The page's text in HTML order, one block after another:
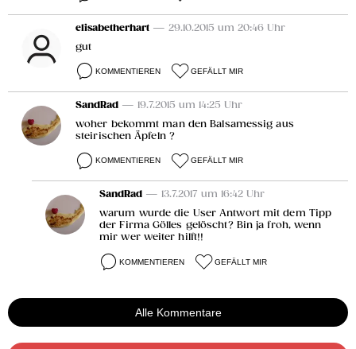
elisabetherhart — 29.10.2015 um 20:46 Uhr
gut
KOMMENTIEREN GEFÄLLT MIR
SandRad — 19.7.2015 um 14:25 Uhr
woher bekommt man den Balsamessig aus
steirischen Äpfeln ?
KOMMENTIEREN GEFÄLLT MIR
SandRad — 13.7.2017 um 16:42 Uhr
warum wurde die User Antwort mit dem Tipp
der Firma Gölles gelöscht? Bin ja froh, wenn
mir wer weiter hilft!!
KOMMENTIEREN GEFÄLLT MIR
Alle Kommentare